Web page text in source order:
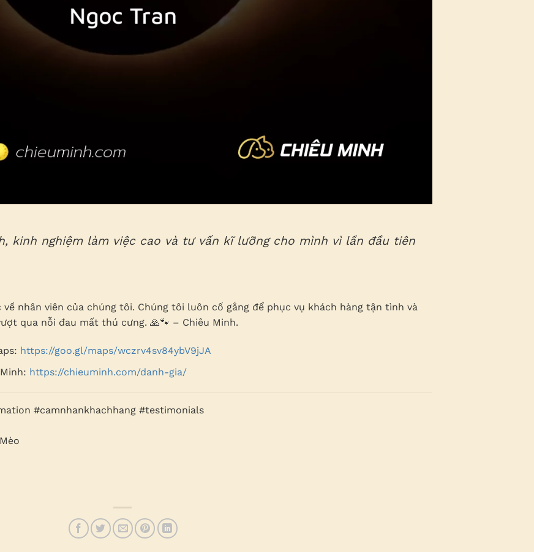
kinh nghiệm làm việc cao và tư vấn kĩ lưỡng cho mình vì lần đầu tiên
nhân viên của chúng tôi. Chúng tôi luôn cố gắng để phục vụ khách hàng tận tình và
qua nỗi đau mất thú cưng. 🙏🐾 – Chiêu Minh.
https://goo.gl/maps/wczrv4sv84ybV9jJA
https://chieuminh.com/danh-gia/
#camnhankhachhang #testimonials